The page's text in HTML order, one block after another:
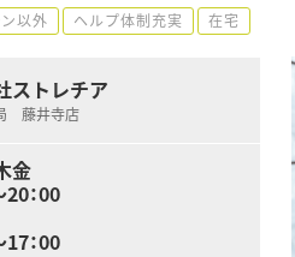
以外 ヘルプ体制充実 在宅
ストレチア
藤井寺店
金
20：00
17：00